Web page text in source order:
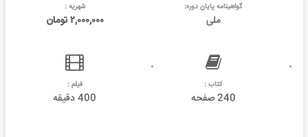
گواهینامه پایان دوره:
ملی
شهریه :
۲,۰۰۰,۰۰۰ تومان
کتاب :
240 صفحه
فیلم :
400 دقیقه